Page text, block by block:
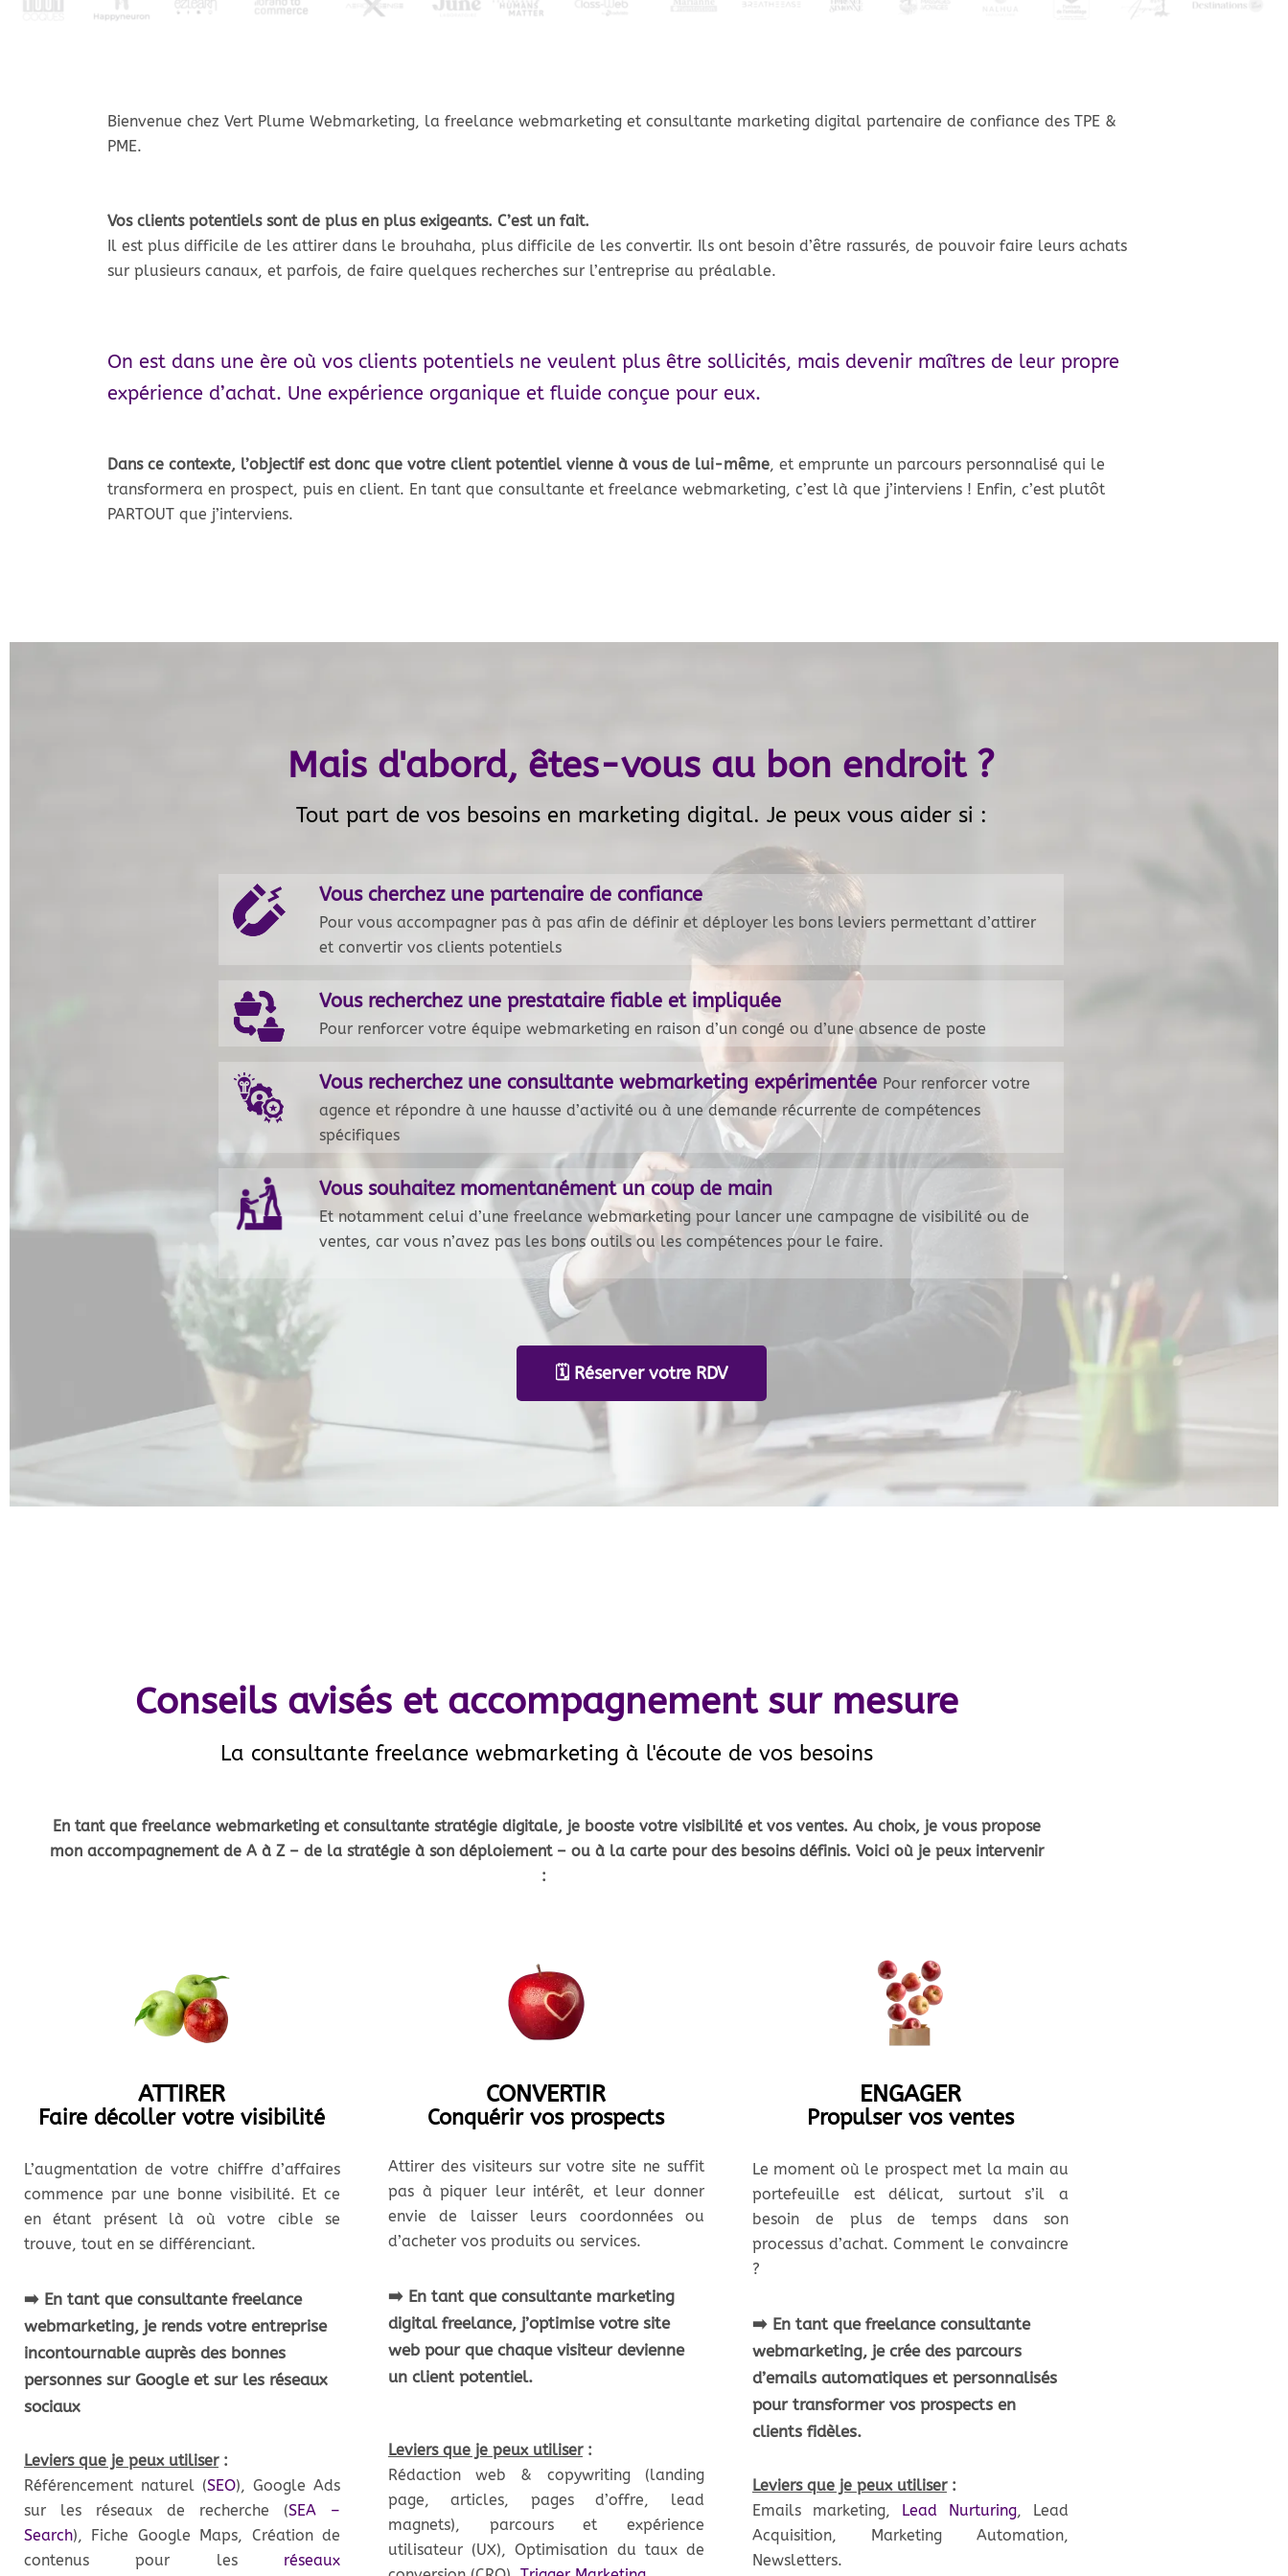
Bienvenue chez Vert Plume Webmarketing, la freelance webmarketing et consultante marketing digital partenaire de confiance des TPE &
PME.
Vos clients potentiels sont de plus en plus exigeants. C’est un fait.
Il est plus difficile de les attirer dans le brouhaha, plus difficile de les convertir. Ils ont besoin d’être rassurés, de pouvoir faire leurs achats
sur plusieurs canaux, et parfois, de faire quelques recherches sur l’entreprise au préalable.
On est dans une ère où vos clients potentiels ne veulent plus être sollicités, mais devenir maîtres de leur propre
expérience d’achat. Une expérience organique et fluide conçue pour eux.
Dans ce contexte, l’objectif est donc que votre client potentiel vienne à vous de lui-même, et emprunte un parcours personnalisé qui le
transformera en prospect, puis en client. En tant que consultante et freelance webmarketing, c’est là que j’interviens ! Enfin, c’est plutôt
PARTOUT que j’interviens.
Mais d'abord, êtes-vous au bon endroit ?
Tout part de vos besoins en marketing digital. Je peux vous aider si :
Vous cherchez une partenaire de confiance
Pour vous accompagner pas à pas afin de définir et déployer les bons leviers permettant d’attirer
et convertir vos clients potentiels
Vous recherchez une prestataire fiable et impliquée
Pour renforcer votre équipe webmarketing en raison d’un congé ou d’une absence de poste
Vous recherchez une consultante webmarketing expérimentée Pour renforcer votre
agence et répondre à une hausse d’activité ou à une demande récurrente de compétences
spécifiques
Vous souhaitez momentanément un coup de main
Et notamment celui d’une freelance webmarketing pour lancer une campagne de visibilité ou de
ventes, car vous n’avez pas les bons outils ou les compétences pour le faire.
🗓️ Réserver votre RDV
Conseils avisés et accompagnement sur mesure
La consultante freelance webmarketing à l'écoute de vos besoins
En tant que freelance webmarketing et consultante stratégie digitale, je booste votre visibilité et vos ventes. Au choix, je vous propose
mon accompagnement de A à Z – de la stratégie à son déploiement – ou à la carte pour des besoins définis. Voici où je peux intervenir
:
ATTIRER
Faire décoller votre visibilité
L’augmentation de votre chiffre d’affaires
commence par une bonne visibilité. Et ce
en étant présent là où votre cible se
trouve, tout en se différenciant.
➡️ En tant que consultante freelance
webmarketing, je rends votre entreprise
incontournable auprès des bonnes
personnes sur Google et sur les réseaux
sociaux
Leviers que je peux utiliser:
Référencement naturel (SEO), Google Ads
sur les réseaux de recherche (SEA –
Search), Fiche Google Maps, Création de
contenus pour les réseaux
CONVERTIR
Conquérir vos prospects
Attirer des visiteurs sur votre site ne suffit
pas à piquer leur intérêt, et leur donner
envie de laisser leurs coordonnées ou
d’acheter vos produits ou services.
➡️ En tant que consultante marketing
digital freelance, j’optimise votre site
web pour que chaque visiteur devienne
un client potentiel.
Leviers que je peux utiliser:
Rédaction web & copywriting (landing
page, articles, pages d’offre, lead
magnets), parcours et expérience
utilisateur (UX), Optimisation du taux de
ENGAGER
Propulser vos ventes
Le moment où le prospect met la main au
portefeuille est délicat, surtout s’il a
besoin de plus de temps dans son
processus d’achat. Comment le convaincre
?
➡️ En tant que freelance consultante
webmarketing, je crée des parcours
d’emails automatiques et personnalisés
pour transformer vos prospects en
clients fidèles.
Leviers que je peux utiliser:
Emails marketing, Lead Nurturing, Lead
Acquisition, Marketing Automation,
Newsletters.